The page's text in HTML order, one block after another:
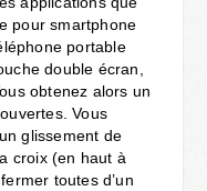
pour smartphone
portable
double écran,
obtenez alors un
Vous
glissement de
croix (en haut à
toutes d’un